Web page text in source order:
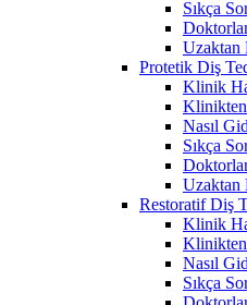
Sıkça
Uzaktan
Protetik Diş
Klinik
Nasıl
Sıkça
Uzaktan
Restoratif Diş
Klinik
Nasıl
Sıkça